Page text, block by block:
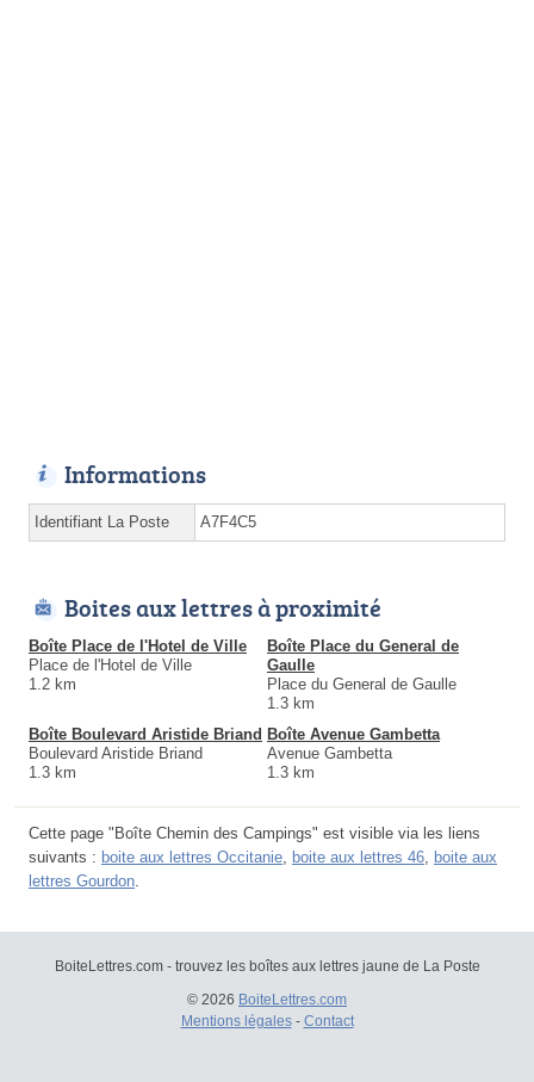
Informations
Identifiant La Poste A7F4C5
Boites aux lettres à proximité
Boîte Place de l'Hotel de Ville
Place de l'Hotel de Ville
1.2 km
Boîte Place du General de
Gaulle
Place du General de Gaulle
1.3 km
Boîte Boulevard Aristide Briand
Boulevard Aristide Briand
1.3 km
Boîte Avenue Gambetta
Avenue Gambetta
1.3 km
Cette page "Boîte Chemin des Campings" est visible via les liens
suivants : boite aux lettres Occitanie boite aux lettres 46 boite aux
lettres Gourdon
BoiteLettres.com - trouvez les boîtes aux lettres jaune de La Poste
© 2026 BoiteLettres.com
Mentions légales- Contact